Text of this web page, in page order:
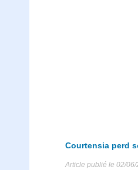
Courtensia perd
Article publié le 02/